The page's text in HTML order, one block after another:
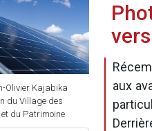
Olivier Kajabika
du Village des
du Patrimoine
aux